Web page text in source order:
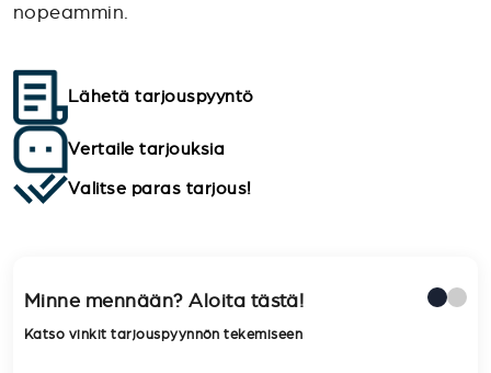
nopeammin.
Lähetä tarjouspyyntö
Vertaile tarjouksia
Valitse paras tarjous!
Minne mennään? Aloita tästä!
Katso vinkit tarjouspyynnön tekemiseen